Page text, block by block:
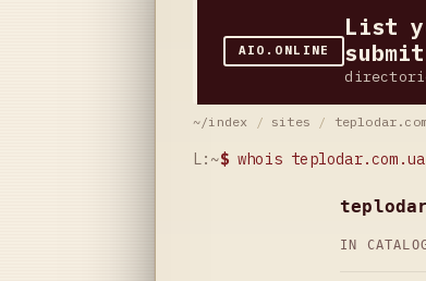
AIO.ONLINE
List
submit
~/index / sites /
L:~$ whois teplodar.com.ua
IN